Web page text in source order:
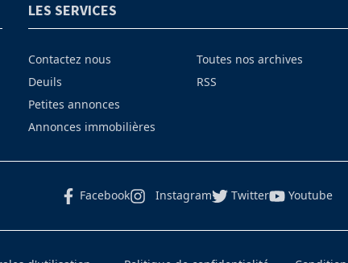
LES SERVICES
Contactez nous
Deuils
Petites annonces
Annonces immobilières
Toutes nos archives
RSS
Facebook Instagram Twitter Youtube